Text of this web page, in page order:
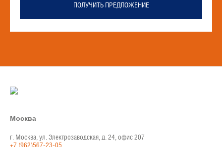
ПОЛУЧИТЬ ПРЕДЛОЖЕНИЕ
Москва
г. Москва, ул. Электрозаводская, д. 24, офис 207
+7 (962)567-23-05